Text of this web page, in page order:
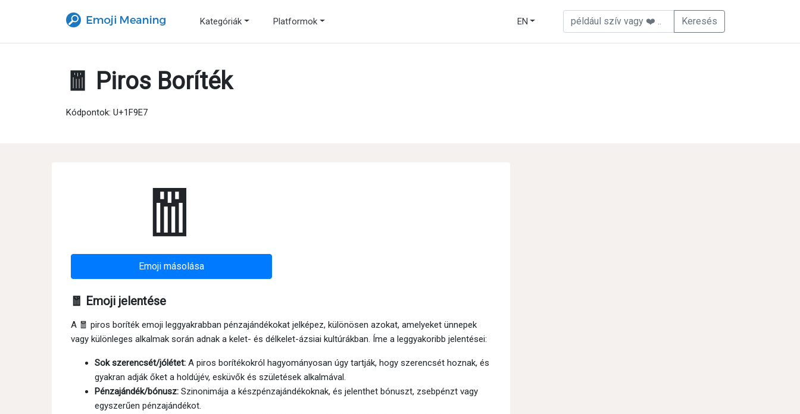
Kategóriák Platformok EN
🧧 Piros Boríték
Kódpontok: U+1F9E7
🧧
Emoji másolása
🧧 Emoji jelentése
A 🧧 piros boríték emoji leggyakrabban pénzajándékokat jelképez, különösen azokat, amelyeket ünnepek
vagy különleges alkalmak során adnak a kelet- és délkelet-ázsiai kultúrákban. Íme a leggyakoribb jelentései:
Sok szerencsét/jólétet: A piros borítékokról hagyományosan úgy tartják, hogy szerencsét hoznak, és
gyakran adják őket a holdújév, esküvők és születések alkalmával.
Pénzajándék/bónusz: Szinonimája a készpénzajándékoknak, és jelenthet bónuszt, zsebpénzt vagy
egyszerűen pénzajándékot.